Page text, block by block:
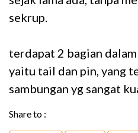
sekrup.
terdapat 2 bagian
yaitu tail dan pin, yang
sambungan yg sangat
Share to :